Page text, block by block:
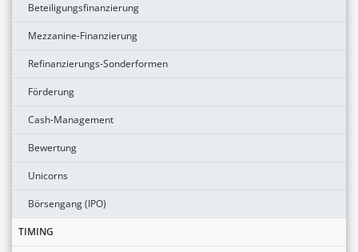
Beteiligungsfinanzierung
Mezzanine-Finanzierung
Refinanzierungs-Sonderformen
Förderung
Cash-Management
Bewertung
Unicorns
Börsengang (IPO)
TIMING